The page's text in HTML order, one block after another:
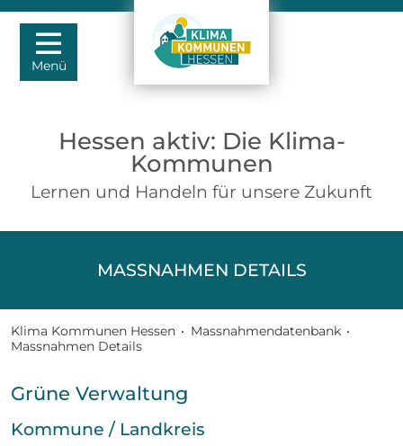
Menü
Hessen aktiv: Die Klima-
Kommunen
Lernen und Handeln für unsere Zukunft
MASSNAHMEN DETAILS
Klima Kommunen Hessen • Massnahmendatenbank •
Massnahmen Details
Grüne Verwaltung
Kommune / Landkreis